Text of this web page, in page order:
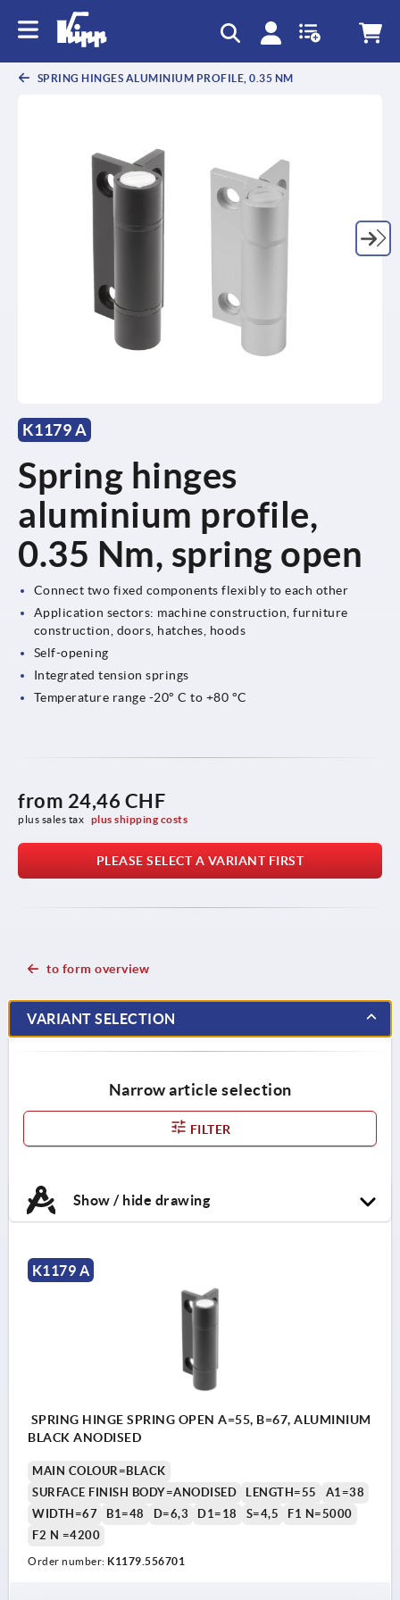
SPRING HINGES ALUMINIUM PROFILE, 0.35 NM
K1179 A
Spring hinges
aluminium profile,
0.35 Nm, spring open
Connect two fixed components flexibly to each other
Application sectors: machine construction, furniture
construction, doors, hatches, hoods
Self-opening
Integrated tension springs
Temperature range -20° C to +80 °C
from 24,46 CHF
plus sales tax plus shipping costs
PLEASE SELECT A VARIANT FIRST
to form overview
VARIANT SELECTION
Narrow article selection
FILTER
Show / hide drawing
K1179 A
SPRING HINGE SPRING OPEN A=55, B=67, ALUMINIUM
BLACK ANODISED
MAIN COLOUR=BLACK
SURFACE FINISH BODY=ANODISED
LENGTH=55
A1=38
WIDTH=67
B1=48 D=6,3 D1=18 S=4,5
F1 N=5000
F2 N =4200
Order number: K1179.556701